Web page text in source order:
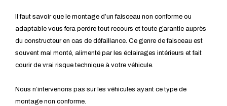
Il faut savoir que le montage d’un faisceau non conforme ou
adaptable vous fera perdre tout recours et toute garantie auprès
du constructeur en cas de défaillance. Ce genre de faisceau est
souvent mal monté, alimenté par les éclairages intérieurs et fait
courir de vrai risque technique à votre véhicule.
Nous n’intervenons pas sur les véhicules ayant ce type de
montage non conforme.